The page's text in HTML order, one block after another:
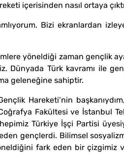
içerisinden nasıl ortaya
Bizi ekranlardan
yöneldiği zaman gençlik
Türk kavramı ile
geleneğine sahiptir.
Hareketi’nin
Fakültesi ve İstanbul
Türkiye İşçi Partisi
gençlerdi. Bilimsel
fark eden bir çizgimiz